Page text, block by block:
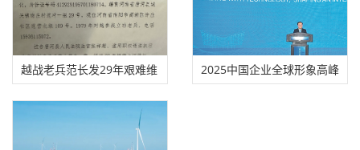
越战老兵范长发29年艰难维
权
2025中国企业全球形象高峰